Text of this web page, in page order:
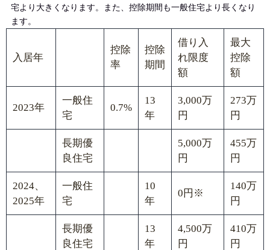
宅より大きくなります。また、控除期間も一般住宅より長くなり
ます。
入居年
控除
率
控除
期間
借り入
れ限度
額
最大
控除
額
2023年
一般住
宅
0.7%
13
年
3,000万
円
273万
円
長期優
良住宅
5,000万
円
455万
円
2024、
2025年
一般住
宅
10
年
0円※
140万
円
長期優
良住宅
13
年
4,500万
円
410万
円